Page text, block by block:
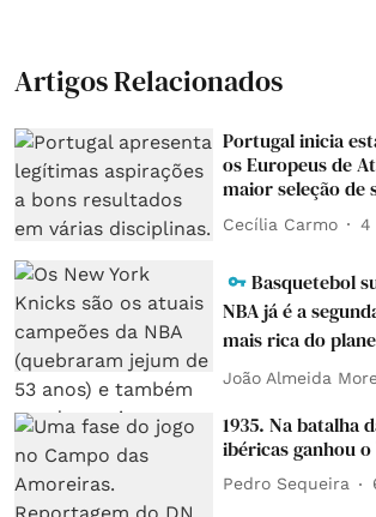
Artigos Relacionados
Portugal inicia
os Europeus de
maior seleção de
Cecília Carmo 4
Basquetebol
NBA já é a
mais rica do
João Almeida
1935. Na batalha
ibéricas ganhou
Pedro Sequeira